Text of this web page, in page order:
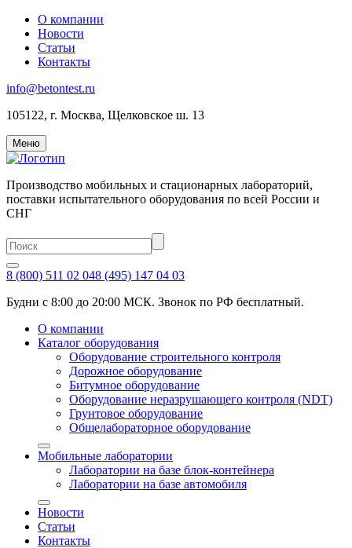
О компании
Новости
Статьи
Контакты
info@betontest.ru
105122, г. Москва, Щелковское ш. 13
Меню
Производство мобильных и стационарных лабораторий,
поставки испытательного оборудования по всей России и
СНГ
8 (800) 511 02 048 (495) 147 04 03
Будни с 8:00 до 20:00 МСК. Звонок по РФ бесплатный.
О компании
Каталог оборудования
Оборудование строительного контроля
Дорожное оборудование
Битумное оборудование
Оборудование неразрушающего контроля (NDT)
Грунтовое оборудование
Общелабораторное оборудование
Мобильные лаборатории
Лаборатории на базе блок-контейнера
Лаборатории на базе автомобиля
Новости
Статьи
Контакты